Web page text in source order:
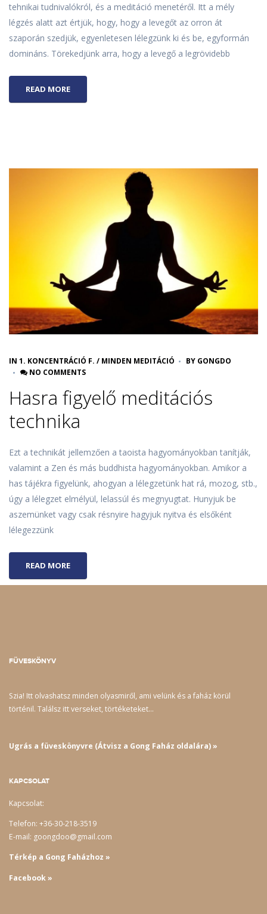
tehnikai tudnivalókról, és a meditáció menetéről. Itt a mély
légzés alatt azt értjük, hogy, hogy a levegőt az orron át
szaporán szedjük, egyenletesen lélegzünk ki és be, egyformán
domináns. Törekedjünk arra, hogy a levegő a legrövidebb
READ MORE
IN 1. KONCENTRÁCIÓ F. / MINDEN MEDITÁCIÓ BY GONGDO
NO COMMENTS
Hasra figyelő meditációs
technika
Ezt a technikát jellemzően a taoista hagyományokban tanítják,
valamint a Zen és más buddhista hagyományokban. Amikor a
has tájékra figyelünk, ahogyan a lélegzetünk hat rá, mozog, stb.,
úgy a lélegzet elmélyül, lelassúl és megnyugtat. Hunyjuk be
aszemünket vagy csak résnyire hagyjuk nyitva és elsőként
lélegezzünk
READ MORE
FÜVESKÖNYV
Szia! Itt olvashatsz minden olyasmiről, ami velünk és a faház körül
történil. Találsz itt verseket, törtéketeket…
Ugrás a füveskönyvre (Átvisz a Gong Faház oldalára) »
KAPCSOLAT
Kapcsolat:
Telefon: +36-30-218-3519
E-mail: goongdoo@gmail.com
Térkép a Gong Faházhoz »
Facebook »